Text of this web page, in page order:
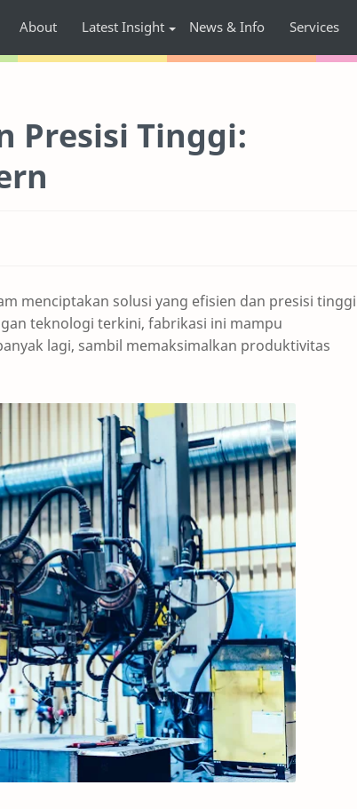
About Latest Insight News & Info Services
Presisi Tinggi:
menciptakan solusi yang efisien dan presisi tinggi
teknologi terkini, fabrikasi ini mampu
lagi, sambil memaksimalkan produktivitas